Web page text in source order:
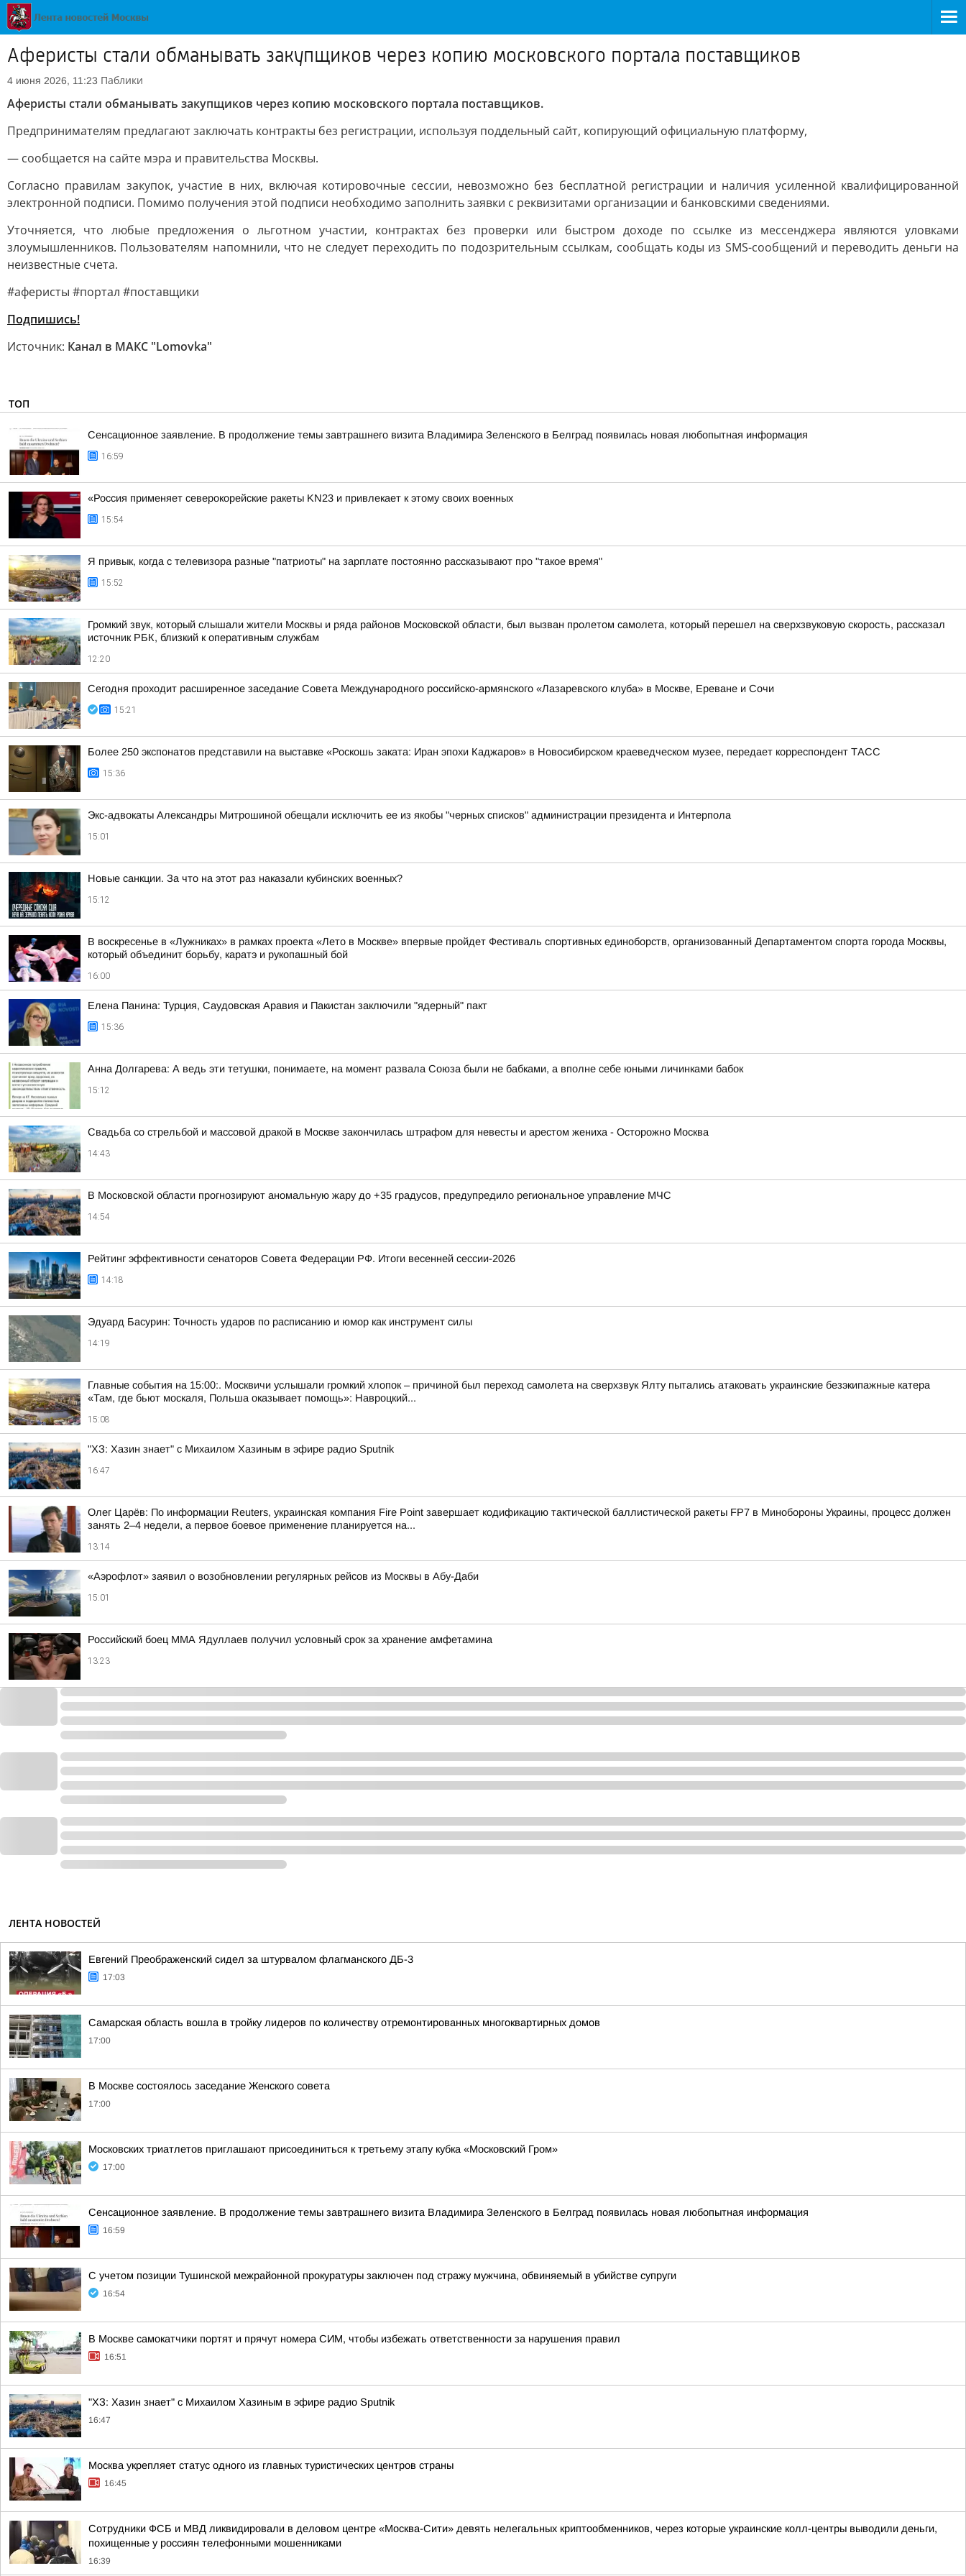
Аферисты стали обманывать закупщиков через копию московского портала поставщиков
4 июня 2026, 11:23 Паблики
Аферисты стали обманывать закупщиков через копию московского портала поставщиков.
Предпринимателям предлагают заключать контракты без регистрации, используя поддельный сайт, копирующий официальную платформу,
— сообщается на сайте мэра и правительства Москвы.
Согласно правилам закупок, участие в них, включая котировочные сессии, невозможно без бесплатной регистрации и наличия усиленной квалифицированной
электронной подписи. Помимо получения этой подписи необходимо заполнить заявки с реквизитами организации и банковскими сведениями.
Уточняется, что любые предложения о льготном участии, контрактах без проверки или быстром доходе по ссылке из мессенджера являются уловками
злоумышленников. Пользователям напомнили, что не следует переходить по подозрительным ссылкам, сообщать коды из SMS-сообщений и переводить деньги на
неизвестные счета.
#аферисты #портал #поставщики
Подпишись!
Источник: Канал в МАКС "Lomovka"
ТОП
Сенсационное заявление. В продолжение темы завтрашнего визита Владимира Зеленского в Белград появилась новая любопытная информация
16:59
«Россия применяет северокорейские ракеты KN23 и привлекает к этому своих военных
15:54
Я привык, когда с телевизора разные "патриоты" на зарплате постоянно рассказывают про "такое время"
15:52
Громкий звук, который слышали жители Москвы и ряда районов Московской области, был вызван пролетом самолета, который перешел на сверхзвуковую скорость, рассказал
источник РБК, близкий к оперативным службам
12:20
Сегодня проходит расширенное заседание Совета Международного российско-армянского «Лазаревского клуба» в Москве, Ереване и Сочи
15:21
Более 250 экспонатов представили на выставке «Роскошь заката: Иран эпохи Каджаров» в Новосибирском краеведческом музее, передает корреспондент ТАСС
15:36
Экс-адвокаты Александры Митрошиной обещали исключить ее из якобы "черных списков" администрации президента и Интерпола
15:01
Новые санкции. За что на этот раз наказали кубинских военных?
15:12
В воскресенье в «Лужниках» в рамках проекта «Лето в Москве» впервые пройдет Фестиваль спортивных единоборств, организованный Департаментом спорта города Москвы,
который объединит борьбу, каратэ и рукопашный бой
16:00
Елена Панина: Турция, Саудовская Аравия и Пакистан заключили "ядерный" пакт
15:36
Анна Долгарева: А ведь эти тетушки, понимаете, на момент развала Союза были не бабками, а вполне себе юными личинками бабок
15:12
Свадьба со стрельбой и массовой дракой в Москве закончилась штрафом для невесты и арестом жениха - Осторожно Москва
14:43
В Московской области прогнозируют аномальную жару до +35 градусов, предупредило региональное управление МЧС
14:54
Рейтинг эффективности сенаторов Совета Федерации РФ. Итоги весенней сессии-2026
14:18
Эдуард Басурин: Точность ударов по расписанию и юмор как инструмент силы
14:19
Главные события на 15:00:. Москвичи услышали громкий хлопок – причиной был переход самолета на сверхзвук Ялту пытались атаковать украинские безэкипажные катера
«Там, где бьют москаля, Польша оказывает помощь»: Навроцкий...
15:08
"ХЗ: Хазин знает" с Михаилом Хазиным в эфире радио Sputnik
16:47
Олег Царёв: По информации Reuters, украинская компания Fire Point завершает кодификацию тактической баллистической ракеты FP7 в Минобороны Украины, процесс должен
занять 2–4 недели, а первое боевое применение планируется на...
13:14
«Аэрофлот» заявил о возобновлении регулярных рейсов из Москвы в Абу-Даби
15:01
Российский боец ММА Ядуллаев получил условный срок за хранение амфетамина
13:23
ЛЕНТА НОВОСТЕЙ
Евгений Преображенский сидел за штурвалом флагманского ДБ-3
17:03
Самарская область вошла в тройку лидеров по количеству отремонтированных многоквартирных домов
17:00
В Москве состоялось заседание Женского совета
17:00
Московских триатлетов приглашают присоединиться к третьему этапу кубка «Московский Гром»
17:00
Сенсационное заявление. В продолжение темы завтрашнего визита Владимира Зеленского в Белград появилась новая любопытная информация
16:59
С учетом позиции Тушинской межрайонной прокуратуры заключен под стражу мужчина, обвиняемый в убийстве супруги
16:54
В Москве самокатчики портят и прячут номера СИМ, чтобы избежать ответственности за нарушения правил
16:51
"ХЗ: Хазин знает" с Михаилом Хазиным в эфире радио Sputnik
16:47
Москва укрепляет статус одного из главных туристических центров страны
16:45
Сотрудники ФСБ и МВД ликвидировали в деловом центре «Москва-Сити» девять нелегальных криптообменников, через которые украинские колл-центры выводили деньги,
похищенные у россиян телефонными мошенниками
16:39